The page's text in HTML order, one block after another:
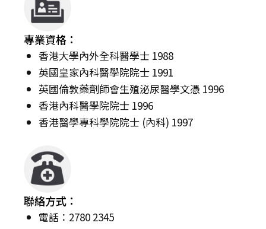
專業資格：
香港大學內外全科醫學士 1988
英國皇家內科醫學院院士 1991
英國倫敦藥劑師會生殖泌尿醫學文憑 1996
香港內科醫學院院士 1996
香港醫學專科學院院士 (內科) 1997
聯絡方式：
電話：2780 2345